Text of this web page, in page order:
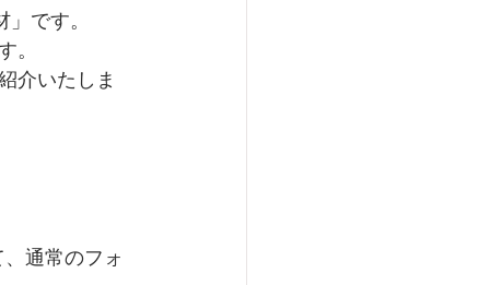
です。
介いたしま
通常のフォ